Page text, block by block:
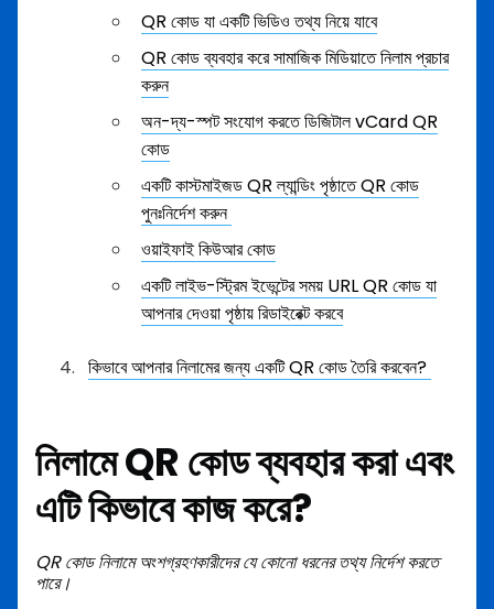
QR কোড যা একটি ভিডিও তথ্য নিয়ে যাবে
QR কোড ব্যবহার করে সামাজিক মিডিয়াতে নিলাম প্রচার
করুন
অন-দ্য-স্পট সংযোগ করতে ডিজিটাল vCard QR
কোড
একটি কাস্টমাইজড QR ল্যান্ডিং পৃষ্ঠাতে QR কোড
পুনঃনির্দেশ করুন
ওয়াইফাই কিউআর কোড
একটি লাইভ-স্ট্রিম ইভেন্টের সময় URL QR কোড যা
আপনার দেওয়া পৃষ্ঠায় রিডাইরেক্ট করবে
কিভাবে আপনার নিলামের জন্য একটি QR কোড তৈরি করবেন?
নিলামে QR কোড ব্যবহার করা এবং
এটি কিভাবে কাজ করে?
QR কোডনিলামে অংশগ্রহণকারীদের যে কোনো ধরনের তথ্য নির্দেশ করতে
পারে।